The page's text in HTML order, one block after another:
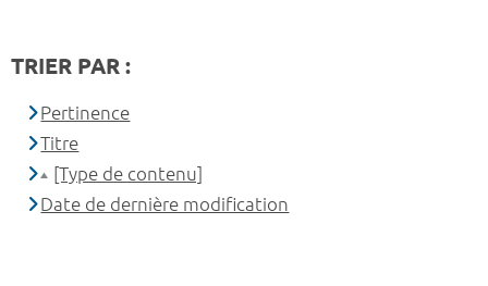
TRIER PAR :
Pertinence
Titre
[Type de contenu]
Date de dernière modification